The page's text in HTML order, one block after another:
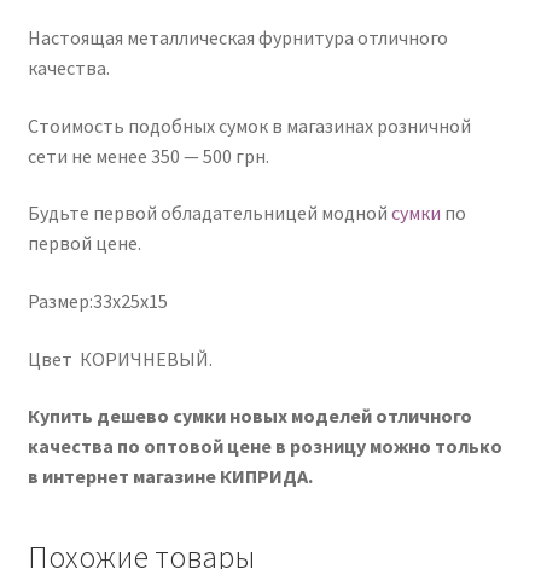
Настоящая металлическая фурнитура отличного
качества.
Стоимость подобных сумок в магазинах розничной
сети не менее 350 — 500 грн.
Будьте первой обладательницей модной сумки по
первой цене.
Размер:33x25x15
Цвет КОРИЧНЕВЫЙ.
Купить дешево сумки новых моделей отличного
качества по оптовой цене в розницу можно только
в интернет магазине КИПРИДА.
Похожие товары